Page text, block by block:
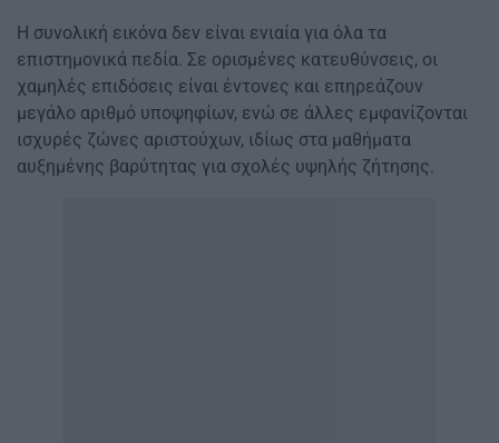
Η συνολική εικόνα δεν είναι ενιαία για όλα τα
επιστημονικά πεδία. Σε ορισμένες κατευθύνσεις, οι
χαμηλές επιδόσεις είναι έντονες και επηρεάζουν
μεγάλο αριθμό υποψηφίων, ενώ σε άλλες εμφανίζονται
ισχυρές ζώνες αριστούχων, ιδίως στα μαθήματα
αυξημένης βαρύτητας για σχολές υψηλής ζήτησης.